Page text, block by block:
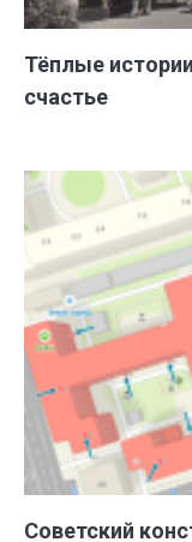
Тёплые
счастье
Советский